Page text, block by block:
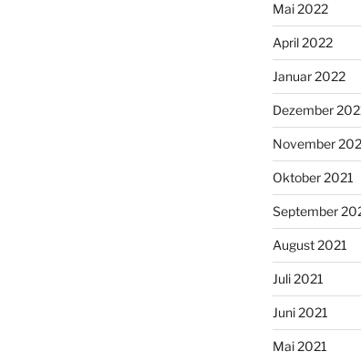
Mai 2022
April 2022
Januar 2022
Dezember
November
Oktober 2021
September
August 2021
Juli 2021
Juni 2021
Mai 2021